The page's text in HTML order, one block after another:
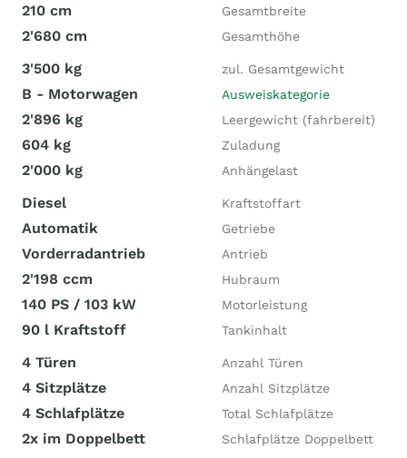
210 cm Gesamtbreite
2'680 cm Gesamthöhe
3'500 kg zul. Gesamtgewicht
B - Motorwagen Ausweiskategorie
2'896 kg Leergewicht (fahrbereit)
604 kg Zuladung
2'000 kg Anhängelast
Diesel Kraftstoffart
Automatik Getriebe
Vorderradantrieb Antrieb
2'198 ccm Hubraum
140 PS / 103 kW Motorleistung
90 l Kraftstoff Tankinhalt
4 Türen Anzahl Türen
4 Sitzplätze Anzahl Sitzplätze
4 Schlafplätze Total Schlafplätze
2x im Doppelbett Schlafplätze Doppelbett